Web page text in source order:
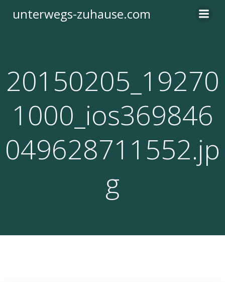
Inhalt
unterwegs-zuhause.com
20150205_19270
1000_ios369846
049628711552.jp
g